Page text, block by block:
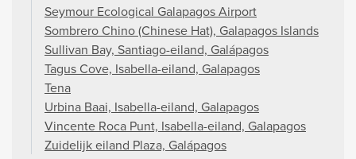
Seymour Ecological Galapagos Airport
Sombrero Chino (Chinese Hat), Galapagos Islands
Sullivan Bay, Santiago-eiland, Galápagos
Tagus Cove, Isabella-eiland, Galapagos
Tena
Urbina Baai, Isabella-eiland, Galapagos
Vincente Roca Punt, Isabella-eiland, Galapagos
Zuidelijk eiland Plaza, Galápagos